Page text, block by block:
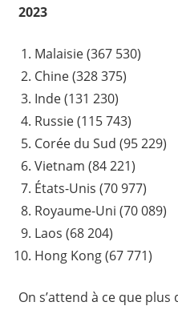
2023
Malaisie (367 530)
Chine (328 375)
Inde (131 230)
Russie (115 743)
Corée du Sud (95 229)
Vietnam (84 221)
États-Unis (70 977)
Royaume-Uni (70 089)
Laos (68 204)
Hong Kong (67 771)
On s’attend à ce que